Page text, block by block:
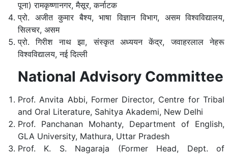
पूना) रामकृष्णानगर, मैसूर, कर्नाटक
प्रो. अजीत कुमार बैश्य, भाषा विज्ञान विभाग, असम विश्वविद्यालय,
सिलचर, असम
प्रो. गिरीश नाथ झा, संस्कृत अध्ययन केंद्र, जवाहरलाल नेहरू
विश्वविद्यालय, नई दिल्ली
National Advisory Committee
Prof. Anvita Abbi, Former Director, Centre for Tribal
and Oral Literature, Sahitya Akademi, New Delhi
Prof. Panchanan Mohanty, Department of English,
GLA University, Mathura, Uttar Pradesh
Prof. K. S. Nagaraja (Former Head, Dept. of